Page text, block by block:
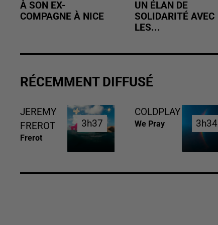
À SON EX-
COMPAGNE À NICE
UN ÉLAN DE
SOLIDARITÉ AVEC
LES...
RÉCEMMENT DIFFUSÉ
JEREMY
FREROT
Frerot
3h37
3h37
COLDPLAY
We Pray 3h34
3h34